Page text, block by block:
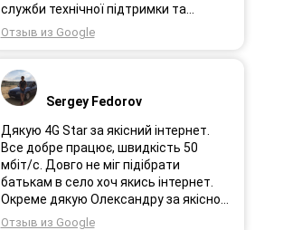
служби технічної підтримки та
інженерам за професійне і швидке
сервісне обслуговування, ремонт і
роки після покупки я не шкодую про
прийняте тоді рішення придбати
обладнання в компанії 3G star (зараз
4G star).
Отзыв из Google
Sergey Fedorov
Дякую 4G Star за якісний інтернет.
Все добре працює, швидкість 50
мбіт/с. Довго не міг підібрати
батькам в село хоч якись інтернет.
Окреме дякую Олександру за якісно
підібране обладнання!
Отзыв из Google